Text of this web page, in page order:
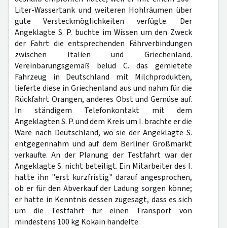
Liter-Wassertank und weiteren Hohlräumen über
gute Versteckmöglichkeiten verfügte. Der
Angeklagte S. P. buchte im Wissen um den Zweck
der Fahrt die entsprechenden Fährverbindungen
zwischen Italien und Griechenland.
Vereinbarungsgemäß belud C. das gemietete
Fahrzeug in Deutschland mit Milchprodukten,
lieferte diese in Griechenland aus und nahm für die
Rückfahrt Orangen, anderes Obst und Gemüse auf.
In ständigem Telefonkontakt mit dem
Angeklagten S. P. und dem Kreis um I. brachte er die
Ware nach Deutschland, wo sie der Angeklagte S.
entgegennahm und auf dem Berliner Großmarkt
verkaufte. An der Planung der Testfahrt war der
Angeklagte S. nicht beteiligt. Ein Mitarbeiter des I.
hatte ihn "erst kurzfristig" darauf angesprochen,
ob er für den Abverkauf der Ladung sorgen könne;
er hatte in Kenntnis dessen zugesagt, dass es sich
um die Testfahrt für einen Transport von
mindestens 100 kg Kokain handelte.